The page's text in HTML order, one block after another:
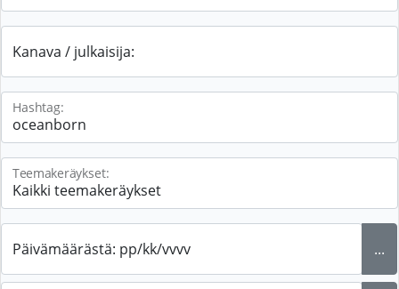
Kanava / julkaisija:
Hashtag:
Teemakeräykset:
Päivämäärästä: pp/kk/vvvv ...